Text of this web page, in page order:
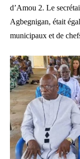
d’Amou 2. Le
Agbegnigan, était
municipaux et de